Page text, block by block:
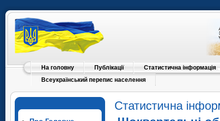
На головну Публікації
Статистична інформація
Всеукраїнський перепис населення
Статистична